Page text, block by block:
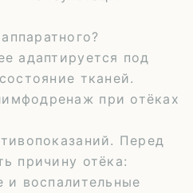
адаптируется под
тканей.
при отёках
Перед
причину отёка:
и воспалительные